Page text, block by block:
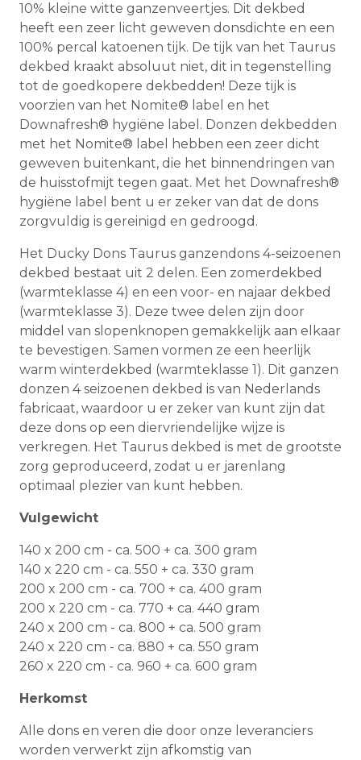
10% kleine witte ganzenveertjes. Dit dekbed
heeft een zeer licht geweven donsdichte en een
100% percal katoenen tijk. De tijk van het Taurus
dekbed kraakt absoluut niet, dit in tegenstelling
tot de goedkopere dekbedden! Deze tijk is
voorzien van het Nomite® label en het
Downafresh® hygiëne label. Donzen dekbedden
met het Nomite® label hebben een zeer dicht
geweven buitenkant, die het binnendringen van
de huisstofmijt tegen gaat. Met het Downafresh®
hygiëne label bent u er zeker van dat de dons
zorgvuldig is gereinigd en gedroogd.
Het Ducky Dons Taurus ganzendons 4-seizoenen
dekbed bestaat uit 2 delen. Een zomerdekbed
(warmteklasse 4) en een voor- en najaar dekbed
(warmteklasse 3). Deze twee delen zijn door
middel van slopenknopen gemakkelijk aan elkaar
te bevestigen. Samen vormen ze een heerlijk
warm winterdekbed (warmteklasse 1). Dit ganzen
donzen 4 seizoenen dekbed is van Nederlands
fabricaat, waardoor u er zeker van kunt zijn dat
deze dons op een diervriendelijke wijze is
verkregen. Het Taurus dekbed is met de grootste
zorg geproduceerd, zodat u er jarenlang
optimaal plezier van kunt hebben.
Vulgewicht
140 x 200 cm - ca. 500 + ca. 300 gram
140 x 220 cm - ca. 550 + ca. 330 gram
200 x 200 cm - ca. 700 + ca. 400 gram
200 x 220 cm - ca. 770 + ca. 440 gram
240 x 200 cm - ca. 800 + ca. 500 gram
240 x 220 cm - ca. 880 + ca. 550 gram
260 x 220 cm - ca. 960 + ca. 600 gram
Herkomst
Alle dons en veren die door onze leveranciers
worden verwerkt zijn afkomstig van